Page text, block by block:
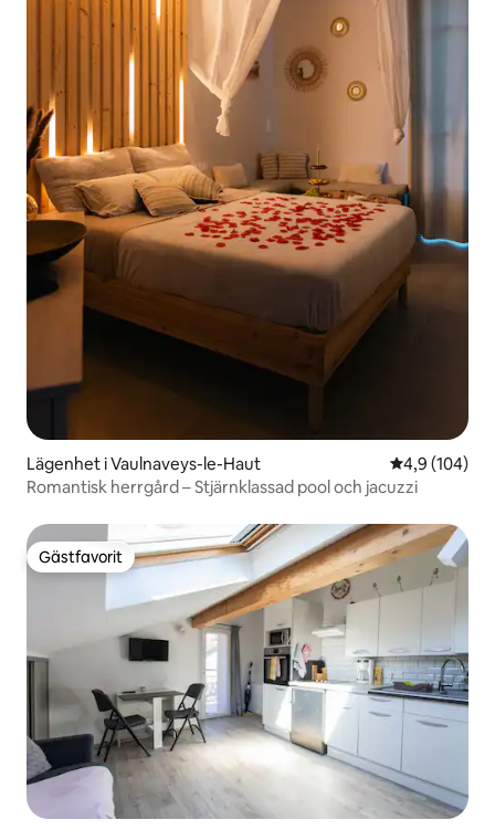
Lägenhet i Vaulnaveys-le-Haut 4,9 av 5 i
4,9 (104)
Romantisk herrgård – Stjärnklassad pool och jacuzzi
Gästfavorit
Gästfavorit